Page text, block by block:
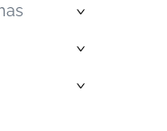
›
›
›